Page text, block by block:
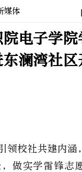
媒体
电子学
澜湾社
领校社共建内涵
做实学雷锋志